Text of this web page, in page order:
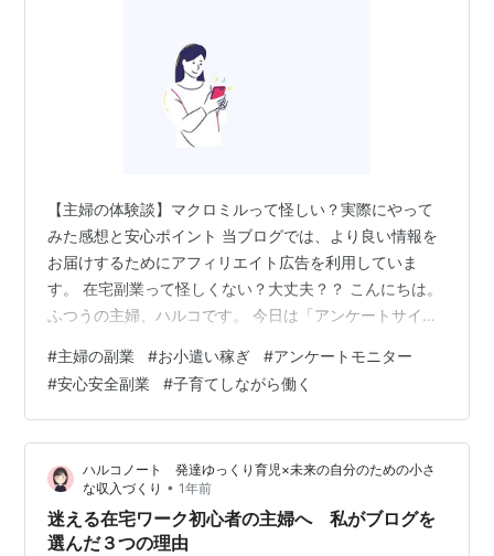
【主婦の体験談】マクロミルって怪しい？実際にやって
みた感想と安心ポイント 当ブログでは、より良い情報を
お届けするためにアフィリエイト広告を利用していま
す。 在宅副業って怪しくない？大丈夫？？ こんにちは。
ふつうの主婦、ハルコです。 今日は「アンケートサイ
をお話します。 最初に正直に言うと… 私も「怪しくな
い？ほんとに大丈夫？」って疑っていました。とりあえ
ず試してみたら、意外と安心できるサイトで。しかもコ
ツコツやるとお小遣いにもなったんです。 マクロミルっ
て怪しい？ 安心できる理由 「アンケート答えるだけでお
金がもらえる」って聞くと、つい疑っち…
#主婦の副業 #お小遣い稼ぎ #アンケートモニター
#安心安全副業 #子育てしながら働く
ハルコノート 発達ゆっくり育児×未来の自分のための小さ
な収入づくり • 1年前
迷える在宅ワーク初心者の主婦へ 私がブログを
選んだ３つの理由